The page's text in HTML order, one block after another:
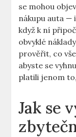
se mohou
nákupu auta —
když k ní
obvyklé
prověřit, co
abyste se
platili jenom
Jak se